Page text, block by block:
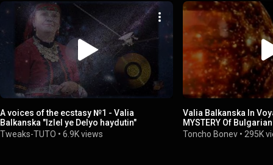
A voices of the ecstasy №1 - Valia
Balkanska "Izlel ye Delyo haydutin"
Tweaks-TUTO • 6.9K views
Valia Balkanska In
MYSTERY Of
Toncho Bonev • 295K